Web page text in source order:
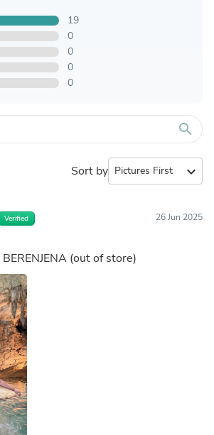
19
0
0
0
0
search
Sort by expand_more
Verified 26 Jun 2025
(out of store)